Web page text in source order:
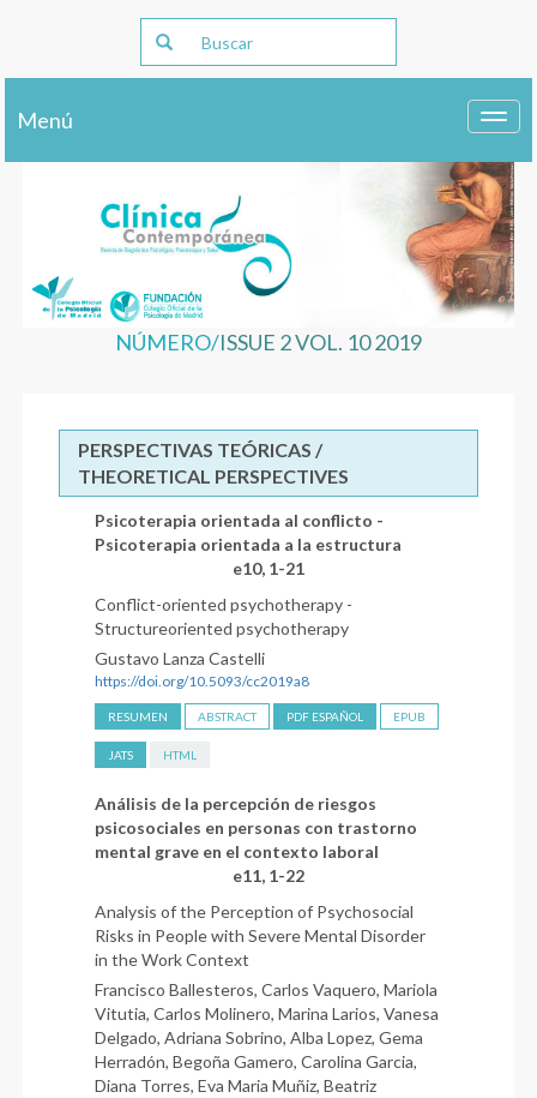
Menú
NÚMERO/ISSUE 2 VOL. 10 2019
PERSPECTIVAS TEÓRICAS /
THEORETICAL PERSPECTIVES
Psicoterapia orientada al conflicto -
Psicoterapia orientada a la estructura
e10, 1-21
Conflict-oriented psychotherapy -
Structureoriented psychotherapy
Gustavo Lanza Castelli
https://doi.org/10.5093/cc2019a8
RESUMEN ABSTRACT PDF ESPAÑOL EPUB
JATS HTML
Análisis de la percepción de riesgos
psicosociales en personas con trastorno
mental grave en el contexto laboral
e11, 1-22
Analysis of the Perception of Psychosocial
Risks in People with Severe Mental Disorder
in the Work Context
Francisco Ballesteros, Carlos Vaquero, Mariola
Vitutia, Carlos Molinero, Marina Larios, Vanesa
Delgado, Adriana Sobrino, Alba Lopez, Gema
Herradón, Begoña Gamero, Carolina Garcia,
Diana Torres, Eva Maria Muñiz, Beatriz